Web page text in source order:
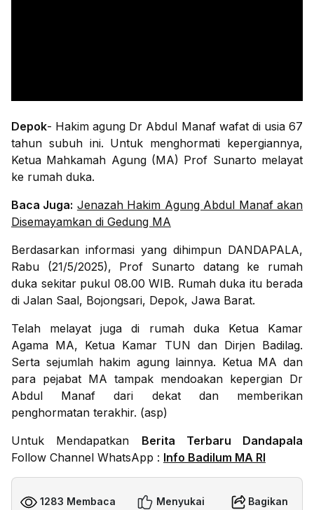
Depok- Hakim agung Dr Abdul Manaf wafat di usia 67
tahun subuh ini. Untuk menghormati kepergiannya,
Ketua Mahkamah Agung (MA) Prof Sunarto melayat
ke rumah duka.
Baca Juga: Jenazah Hakim Agung Abdul Manaf akan
Disemayamkan di Gedung MA
Berdasarkan informasi yang dihimpun DANDAPALA,
Rabu (21/5/2025), Prof Sunarto datang ke rumah
duka sekitar pukul 08.00 WIB. Rumah duka itu berada
di Jalan Saal, Bojongsari, Depok, Jawa Barat.
Telah melayat juga di rumah duka Ketua Kamar
Agama MA, Ketua Kamar TUN dan Dirjen Badilag.
Serta sejumlah hakim agung lainnya. Ketua MA dan
para pejabat MA tampak mendoakan kepergian Dr
Abdul Manaf dari dekat dan memberikan
penghormatan terakhir. (asp)
Untuk Mendapatkan Berita Terbaru Dandapala
Follow Channel WhatsApp : Info Badilum MA RI
1283 Membaca Menyukai Bagikan